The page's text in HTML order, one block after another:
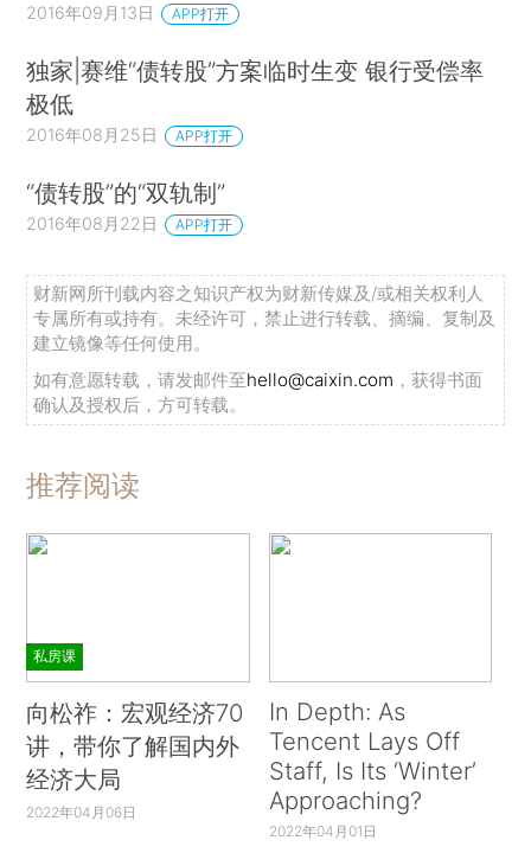
2016年09月13日 APP打开
独家|赛维“债转股”方案临时生变 银行受偿率
极低
2016年08月25日 APP打开
“债转股”的“双轨制”
2016年08月22日 APP打开
财新网所刊载内容之知识产权为财新传媒及/或相关权利人
专属所有或持有。未经许可，禁止进行转载、摘编、复制及
建立镜像等任何使用。
如有意愿转载，请发邮件至hello@caixin.com ，获得书面
确认及授权后，方可转载。
推荐阅读
私房课
向松祚：宏观经济70
讲，带你了解国内外
经济大局
2022年04月06日
In Depth: As
Tencent Lays Off
Staff, Is Its ‘Winter’
Approaching?
2022年04月01日